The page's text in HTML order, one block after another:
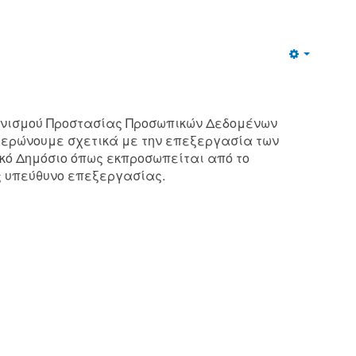
Προστασίας Προσωπικών Δεδομένων
σχετικά με την επεξεργασία των
Δημόσιο όπως εκπροσωπείται από το
επεξεργασίας.